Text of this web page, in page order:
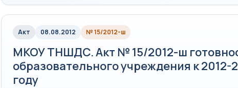
Акт 08.08.2012 № 15/2012-ш
МКОУ ТНШДС. Акт № 15/2012-ш
образовательного учреждения к 2012-
году